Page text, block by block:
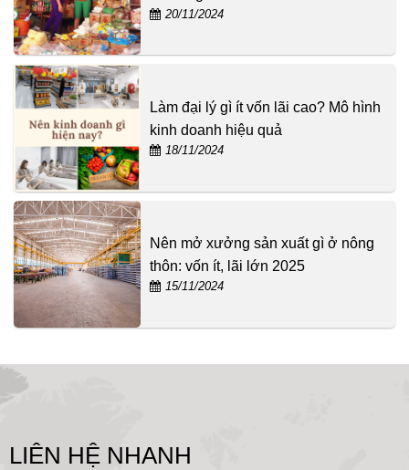
20/11/2024
Làm đại lý gì ít vốn lãi cao? Mô hình
kinh doanh hiệu quả
18/11/2024
Nên mở xưởng sản xuất gì ở nông
thôn: vốn ít, lãi lớn 2025
15/11/2024
LIÊN HỆ NHANH